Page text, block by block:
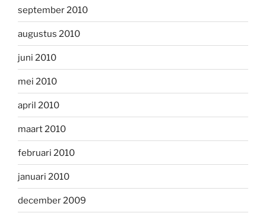
september 2010
augustus 2010
juni 2010
mei 2010
april 2010
maart 2010
februari 2010
januari 2010
december 2009